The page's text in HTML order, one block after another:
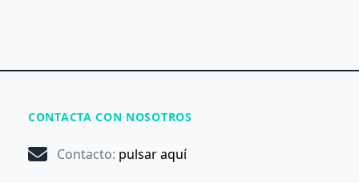
CONTACTA CON NOSOTROS
Contacto: pulsar aquí